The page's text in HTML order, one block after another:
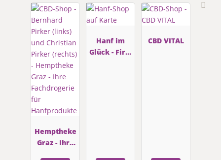
Hemptheke
Graz - Ihre
Hanf im
Glück - First
CBD VITAL